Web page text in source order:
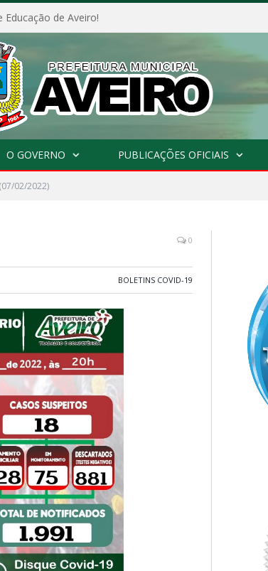
de Aveiro!
O GOVERNO PUBLICAÇÕES OFICIAIS
02/2022)
0
BOLETINS COVID-19